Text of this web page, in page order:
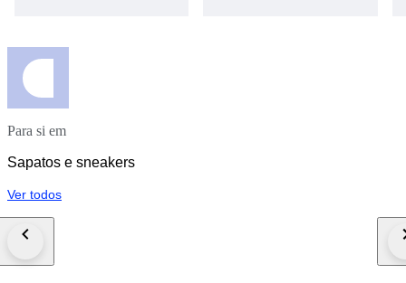
Para si em
Sapatos e sneakers
Ver todos